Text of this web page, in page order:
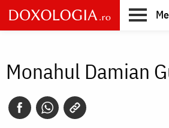
Skip
to
main
Monahul Damian